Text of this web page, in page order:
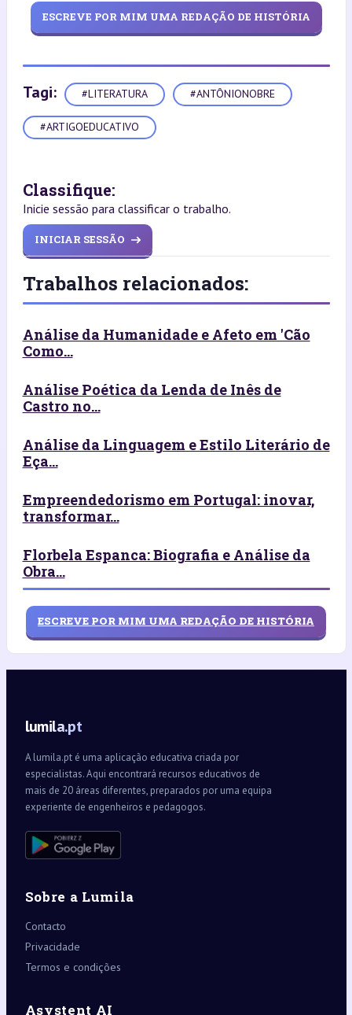
ESCREVE POR MIM UMA REDAÇÃO DE HISTÓRIA
Tagi: #LITERATURA #ANTÔNIONOBRE
#ARTIGOEDUCATIVO
Classifique:
Inicie sessão para classificar o trabalho.
INICIAR SESSÃO
Trabalhos relacionados:
Análise da Humanidade e Afeto em 'Cão
Como...
Análise Poética da Lenda de Inês de
Castro no...
Análise da Linguagem e Estilo Literário de
Eça...
Empreendedorismo em Portugal: inovar,
transformar...
Florbela Espanca: Biografia e Análise da
Obra...
ESCREVE POR MIM UMA REDAÇÃO DE HISTÓRIA
lumila.pt
A lumila.pt é uma aplicação educativa criada por
especialistas. Aqui encontrará recursos educativos de
mais de 20 áreas diferentes, preparados por uma equipa
experiente de engenheiros e pedagogos.
Sobre a Lumila
Contacto
Privacidade
Termos e condições
Asystent AI